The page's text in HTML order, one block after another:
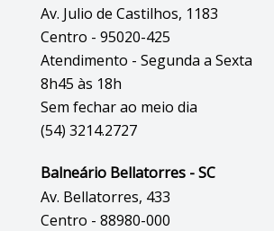
Av. Julio de Castilhos, 1183
Centro - 95020-425
Atendimento - Segunda a Sexta
8h45 às 18h
Sem fechar ao meio dia
(54) 3214.2727
Balneário Bellatorres - SC
Av. Bellatorres, 433
Centro - 88980-000